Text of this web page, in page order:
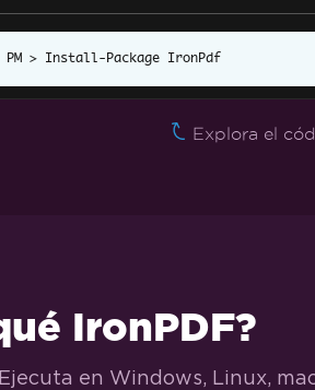
Install-Package IronPdf
Explora el
IronPDF?
en Windows, Linux,